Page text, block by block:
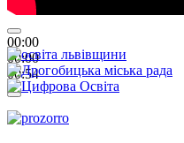
00:00
00:00
00:54